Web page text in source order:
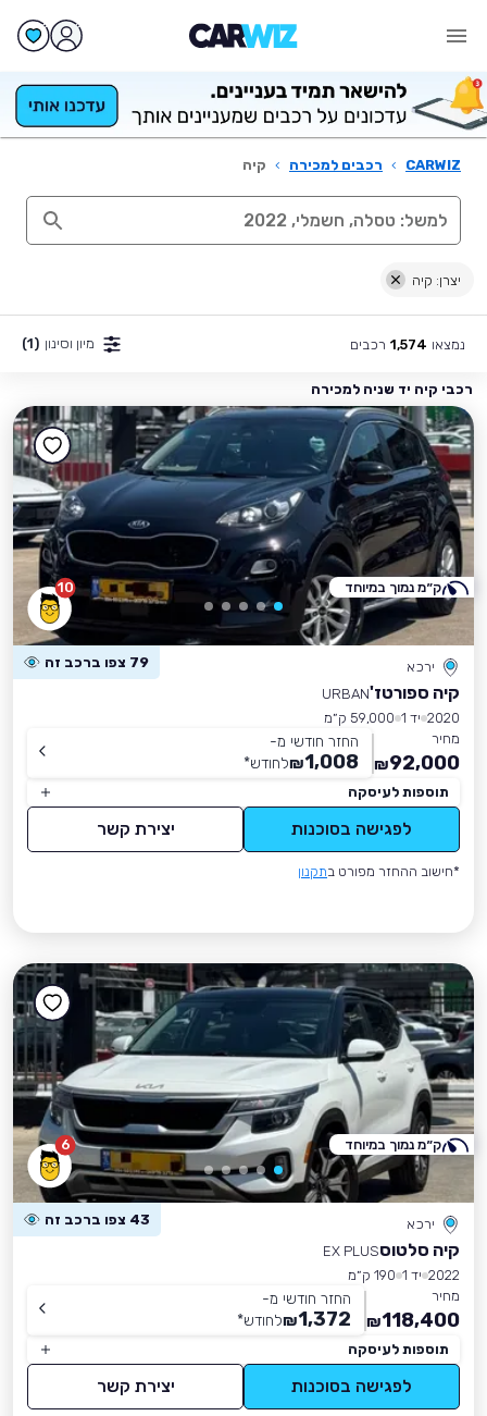
CARWIZ
› רכבים למכירה › קיה
יצרן: קיה
נמצאו 1,574 רכבים מיון וסינון (1)
רכבי קיה יד שניה למכירה
10
ירכא 79 צפו ברכב זה
קיה ספורטז'URBAN
2020 יד 1
59,000 ק״מ
מחיר
92,000
₪
החזר חודשי מ-
1,008
₪לחודש*
תוספות לעיסקה
לפגישה בסוכנות יצירת קשר
*חישוב ההחזר מפורט בתקנון
ק״מ נמוך במיוחד
6
ירכא 43 צפו ברכב זה
קיה סלטוסEX PLUS
2022 יד 1
190 ק״מ
מחיר
118,400
₪
החזר חודשי מ-
1,372
₪לחודש*
תוספות לעיסקה
לפגישה בסוכנות יצירת קשר
ק״מ נמוך במיוחד